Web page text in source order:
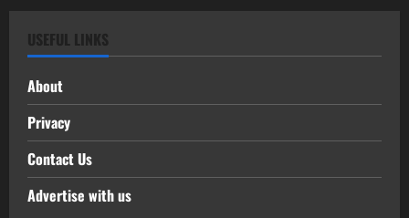
USEFUL LINKS
About
Privacy
Contact Us
Advertise with us